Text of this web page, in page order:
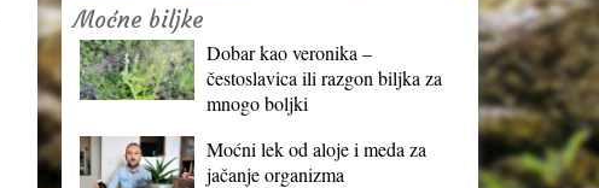
Moćne biljke
Dobar kao veronika –
čestoslavica ili razgon biljka za
mnogo boljki
Moćni lek od aloje i meda za
jačanje organizma